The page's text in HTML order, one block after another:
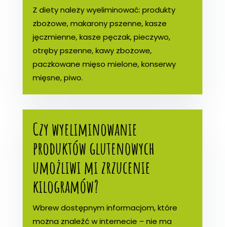
Z diety należy wyeliminować: produkty
zbożowe, makarony pszenne, kasze
jęczmienne, kasze pęczak, pieczywo,
otręby pszenne, kawy zbożowe,
paczkowane mięso mielone, konserwy
mięsne, piwo.
Czy wyeliminowanie
produktów glutenowych
umożliwi mi zrzucenie
kilogramów?
Wbrew dostępnym informacjom, które
można znaleźć w internecie – nie ma